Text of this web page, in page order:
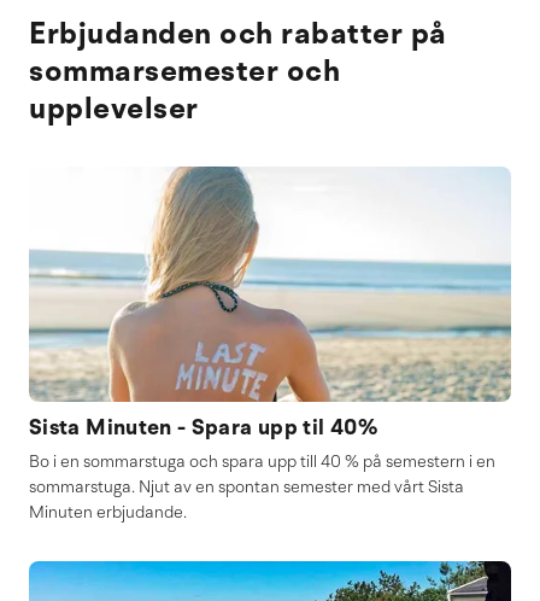
Erbjudanden och rabatter på
sommarsemester och
upplevelser
Sista Minuten - Spara upp til 40%
Bo i en sommarstuga och spara upp till 40 % på semestern i en
sommarstuga. Njut av en spontan semester med vårt Sista
Minuten erbjudande.